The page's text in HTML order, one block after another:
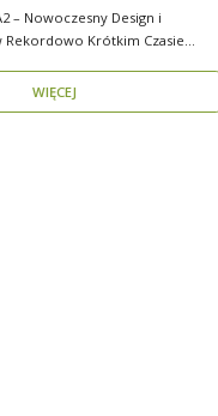
– Nowoczesny Design i
Rekordowo Krótkim Czasie
WIĘCEJ